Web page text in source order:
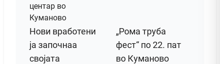
Нови вработени
ја започнаа
својата
„Рома труба
фест“ по 22. пат
во Куманово